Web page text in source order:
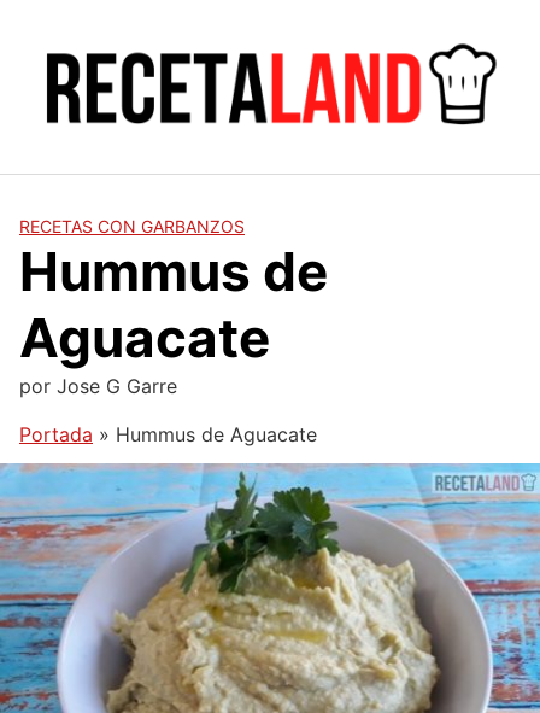
contenido
RECETAS CON GARBANZOS
Hummus de
Aguacate
por Jose G Garre
Portada » Hummus de Aguacate